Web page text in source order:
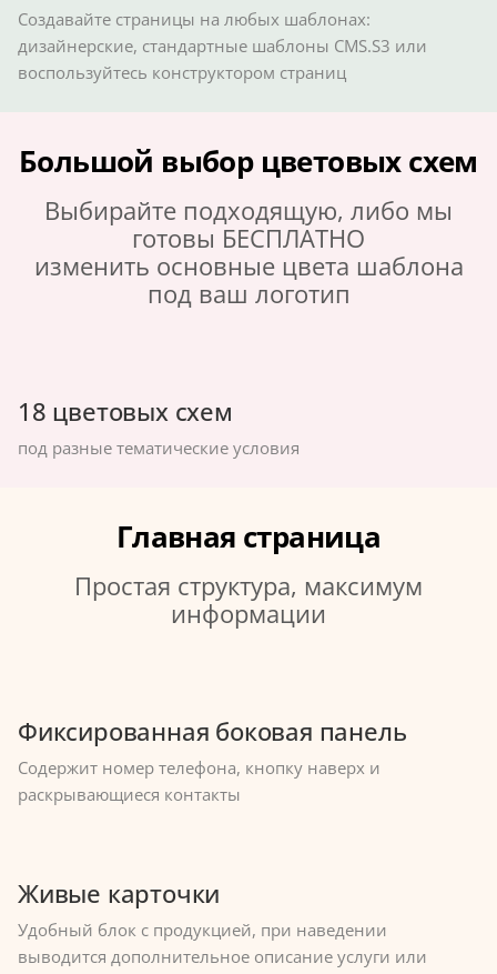
Создавайте страницы на любых шаблонах:
дизайнерские, стандартные шаблоны CMS.S3 или
воспользуйтесь конструктором страниц
Большой выбор цветовых схем
Выбирайте подходящую, либо мы
готовы БЕСПЛАТНО
изменить основные цвета шаблона
под ваш логотип
18 цветовых схем
под разные тематические условия
Главная страница
Простая структура, максимум
информации
Фиксированная боковая панель
Содержит номер телефона, кнопку наверх и
раскрывающиеся контакты
Живые карточки
Удобный блок с продукцией, при наведении
выводится дополнительное описание услуги или